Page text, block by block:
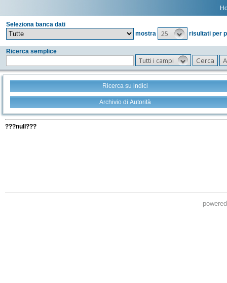
Seleziona banca dati
mostra
25 risultati per
Ricerca semplice
Tutti i campi
Ricerca su indici
Archivio di Autorità
???null???